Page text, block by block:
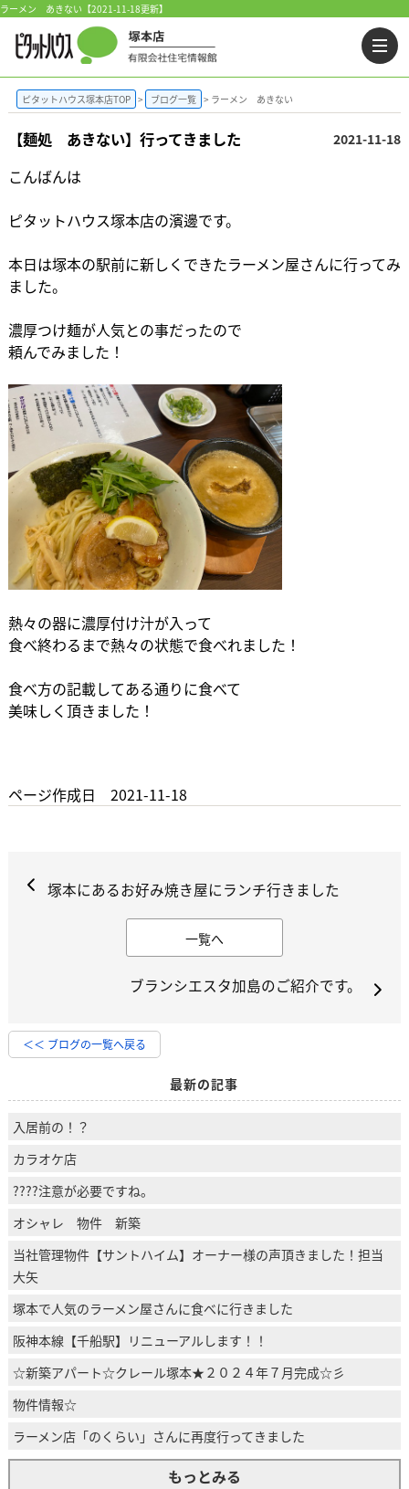
ラーメン あきない【2021-11-18更新】
ピタットハウス塚本店TOP ブログ一覧 ラーメン あきない
【麺処 あきない】行ってきました 2021-11-18
こんばんは
ピタットハウス塚本店の濱邊です。
本日は塚本の駅前に新しくできたラーメン屋さんに行ってみ
ました。
濃厚つけ麺が人気との事だったので
頼んでみました！
熱々の器に濃厚付け汁が入って
食べ終わるまで熱々の状態で食べれました！
食べ方の記載してある通りに食べて
美味しく頂きました！
ページ作成日 2021-11-18
塚本にあるお好み焼き屋にランチ行きました
一覧へ
ブランシエスタ加島のご紹介です。
＜＜ ブログの一覧へ戻る
最新の記事
入居前の！？
カラオケ店
????注意が必要ですね。
オシャレ 物件 新築
当社管理物件【サントハイム】オーナー様の声頂きました！担当
大矢
塚本で人気のラーメン屋さんに食べに行きました
阪神本線【千船駅】リニューアルします！！
☆新築アパート☆クレール塚本★２０２４年７月完成☆彡
物件情報☆
ラーメン店「のくらい」さんに再度行ってきました
もっとみる